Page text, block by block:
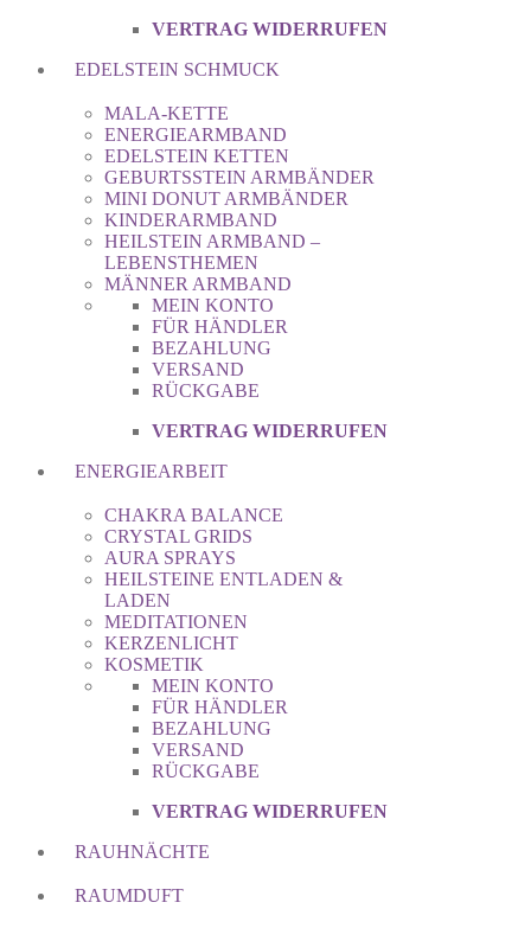
VERTRAG WIDERRUFEN
EDELSTEIN SCHMUCK
MALA-KETTE
ENERGIEARMBAND
EDELSTEIN KETTEN
GEBURTSSTEIN ARMBÄNDER
MINI DONUT ARMBÄNDER
KINDERARMBAND
HEILSTEIN ARMBAND –
LEBENSTHEMEN
MÄNNER ARMBAND
MEIN KONTO
FÜR HÄNDLER
BEZAHLUNG
VERSAND
RÜCKGABE
VERTRAG WIDERRUFEN
ENERGIEARBEIT
CHAKRA BALANCE
CRYSTAL GRIDS
AURA SPRAYS
HEILSTEINE ENTLADEN &
LADEN
MEDITATIONEN
KERZENLICHT
KOSMETIK
MEIN KONTO
FÜR HÄNDLER
BEZAHLUNG
VERSAND
RÜCKGABE
VERTRAG WIDERRUFEN
RAUHNÄCHTE
RAUMDUFT